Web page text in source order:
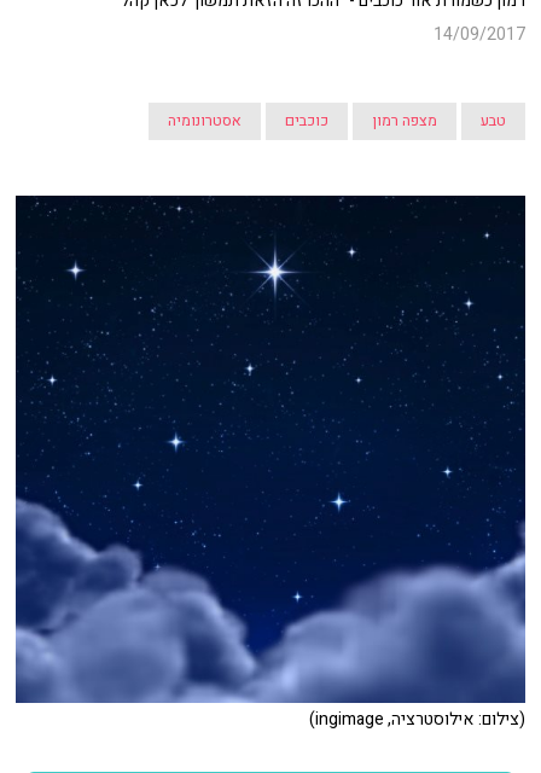
14/09/2017
טבע מצפה רמון כוכבים אסטרונומיה
(צילום: אילוסטרציה, ingimage)